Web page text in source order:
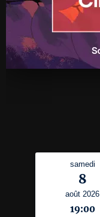
samedi
8
août 2026
19:00